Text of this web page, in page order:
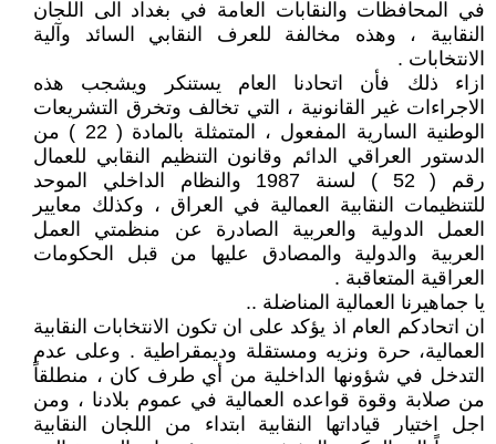
في المحافظات والنقابات العامة في بغداد الى اللجان
النقابية ، وهذه مخالفة للعرف النقابي السائد وآلية
الانتخابات .
ازاء ذلك فأن اتحادنا العام يستنكر ويشجب هذه
الاجراءات غير القانونية ، التي تخالف وتخرق التشريعات
الوطنية السارية المفعول ، المتمثلة بالمادة ( 22 ) من
الدستور العراقي الدائم وقانون التنظيم النقابي للعمال
رقم ( 52 ) لسنة 1987 والنظام الداخلي الموحد
للتنظيمات النقابية العمالية في العراق ، وكذلك معايير
العمل الدولية والعربية الصادرة عن منظمتي العمل
العربية والدولية والمصادق عليها من قبل الحكومات
العراقية المتعاقبة .
يا جماهيرنا العمالية المناضلة ..
ان اتحادكم العام اذ يؤكد على ان تكون الانتخابات النقابية
العمالية، حرة ونزيه ومستقلة وديمقراطية . وعلى عدم
التدخل في شؤونها الداخلية من أي طرف كان ، منطلقاً
من صلابة وقوة قواعده العمالية في عموم بلادنا ، ومن
اجل اختيار قياداتها النقابية ابتداء من اللجان النقابية